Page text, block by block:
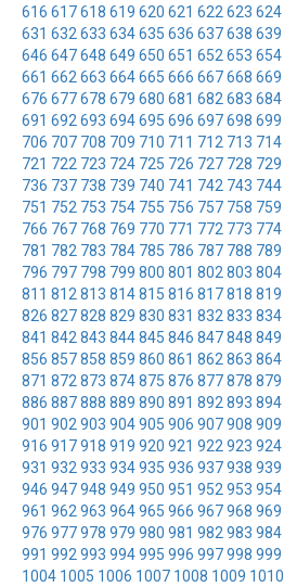
616 617618 619 620 621 622 623 624
631 632 633 634635 636 637638 639
646 647648 649 650 651 652 653 654
661 662 663 664665 666 667668 669
676 677678 679 680 681 682 683 684
691 692 693 694695 696 697698 699
706 707 708 709 710 711 712 713 714
721 722 723 724 725 726 727 728 729
736 737 738 739 740 741 742 743 744
751 752 753 754 755 756 757 758 759
766 767 768 769 770 771 772 773 774
781 782 783 784 785 786 787 788 789
796 797 798 799 800 801 802 803 804
811 812 813 814815 816 817818 819
826 827828 829 830 831 832 833 834
841 842 843 844845 846 847848 849
856 857858 859 860 861 862 863 864
871 872 873 874875 876 877878 879
886 887888 889 890 891 892 893 894
901 902 903 904905 906 907908 909
916 917918 919 920 921 922 923 924
931 932 933 934935 936 937938 939
946 947948 949 950 951 952 953 954
961 962 963 964965 966 967968 969
976 977978 979 980 981 982 983 984
991 992 993 994995 996 997998 999
1004 1005 1006 1007 1008 1009 1010